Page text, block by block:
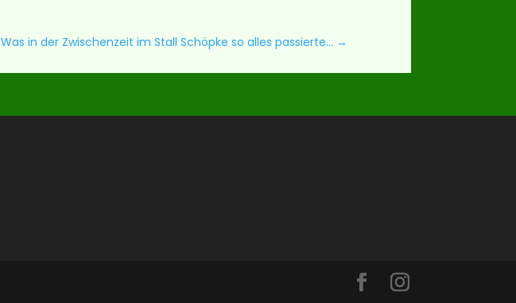
Was in der Zwischenzeit im Stall Schöpke so alles passierte… →